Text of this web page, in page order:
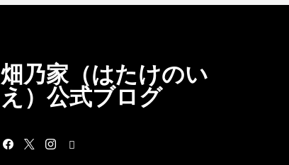
畑乃家（はたけのい
え）公式ブログ